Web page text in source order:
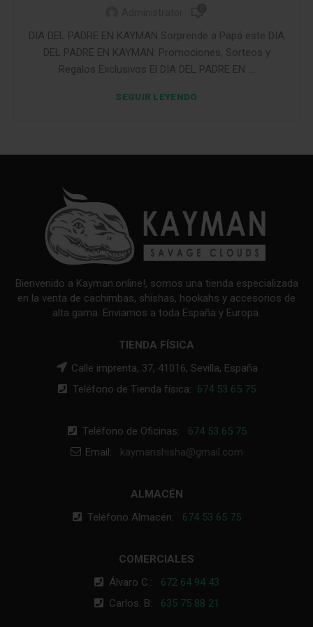
DIA DEL PADRE EN KAYMAN Sorprende a Papá este DIA
DEL PADRE EN KAYMAN: Promociones, Sorteos y
Regalos Exclusivos El DIA DEL PADRE EN ...
SEGUIR LEYENDO
Bienvenido a Kayman.online!, somos una tienda especializada
en la venta de cachimbas, shishas, hookahs y accesorios de
alta gama. Enviamos a toda España y Europa.
TIENDA FÍSICA
Calle imprenta, 37, 41016, Sevilla, España
Teléfono de Tienda física: 674 53 65 75
Teléfono de Oficinas: 674 53 65 75
Email: kaymanshisha@gmail.com
ALMACÉN
Teléfono Almacén: 674 53 65 75
COMERCIALES
Álvaro C.: 672 64 94 43
Carlos. B: 635 75 88 21